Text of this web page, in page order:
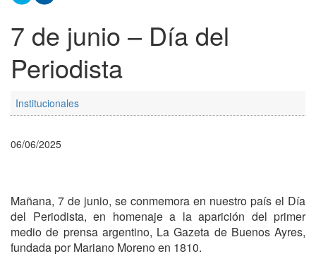
7 de junio – Día del
Periodista
Institucionales
06/06/2025
Mañana, 7 de junio, se conmemora en nuestro país el Día
del Periodista, en homenaje a la aparición del primer
medio de prensa argentino, La Gazeta de Buenos Ayres,
fundada por Mariano Moreno en 1810.